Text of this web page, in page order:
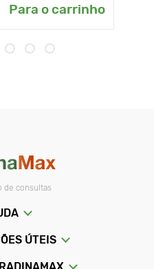
Para o carrinho
de consultas
ÚTEIS